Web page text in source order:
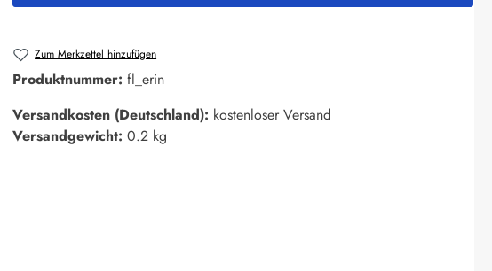
Zum Merkzettel hinzufügen
Produktnummer: fl_erin
Versandkosten (Deutschland): kostenloser Versand
Versandgewicht: 0.2 kg